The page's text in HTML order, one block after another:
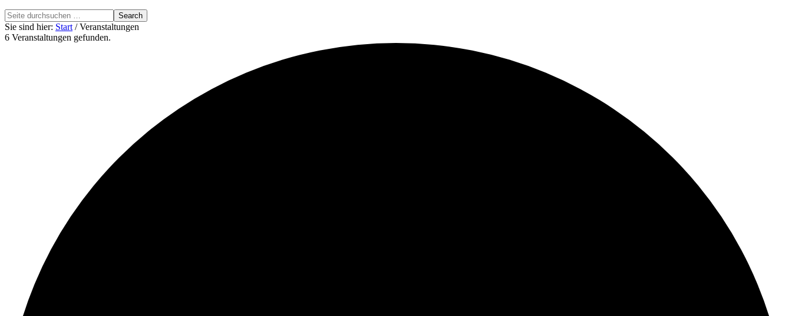
Search
this
website
Sie sind hier: Start / Veranstaltungen
6 Veranstaltungen gefunden.